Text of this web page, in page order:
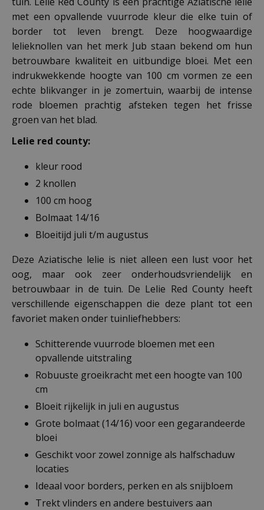
met een opvallende vuurrode kleur die elke tuin of
border tot leven brengt. Deze hoogwaardige
lelieknollen van het merk Jub staan bekend om hun
betrouwbare kwaliteit en uitbundige bloei. Met een
indrukwekkende hoogte van 100 cm vormen ze een
echte blikvanger in je zomertuin, waarbij de intense
rode bloemen prachtig afsteken tegen het frisse
groen van het blad.
Lelie red county:
kleur rood
2 knollen
100 cm hoog
Bolmaat 14/16
Bloeitijd juli t/m augustus
Deze Aziatische lelie is niet alleen een lust voor het
oog, maar ook zeer onderhoudsvriendelijk en
betrouwbaar in de tuin. De Lelie Red County heeft
verschillende eigenschappen die deze plant tot een
favoriet maken onder tuinliefhebbers:
Schitterende vuurrode bloemen met een
opvallende uitstraling
Robuuste groeikracht met een hoogte van 100
cm
Bloeit rijkelijk in juli en augustus
Grote bolmaat (14/16) voor een gegarandeerde
bloei
Geschikt voor zowel zonnige als halfschaduw
locaties
Ideaal voor borders, perken en als snijbloem
Trekt vlinders en andere bestuivers aan